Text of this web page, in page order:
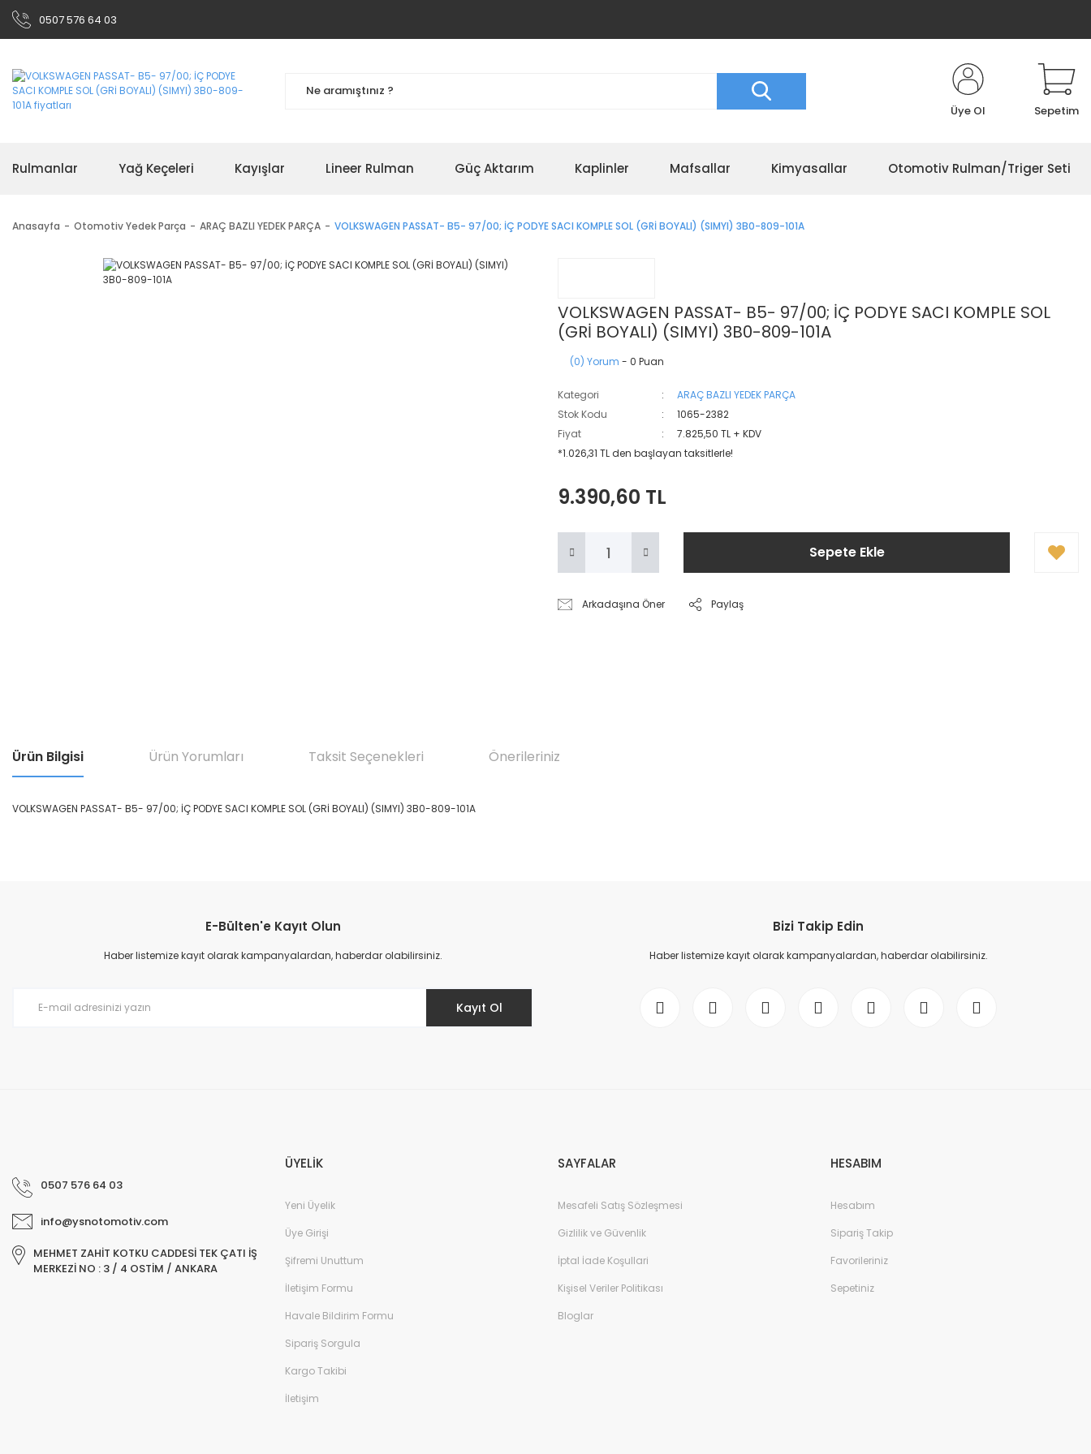
0507 576 64 03
Üye Ol Sepetim
Rulmanlar Yağ Keçeleri Kayışlar Lineer Rulman Güç Aktarım Kaplinler Mafsallar Kimyasallar Otomotiv Rulman/Triger Seti
Anasayfa Otomotiv Yedek Parça ARAÇ BAZLI YEDEK PARÇA VOLKSWAGEN PASSAT- B5- 97/00; İÇ PODYE SACI KOMPLE SOL (GRİ BOYALI) (SIMYI) 3B0-809-101A
VOLKSWAGEN PASSAT- B5- 97/00; İÇ PODYE SACI KOMPLE SOL
(GRİ BOYALI) (SIMYI) 3B0-809-101A
(0) Yorum - 0 Puan
Kategori
ARAÇ BAZLI YEDEK PARÇA
Stok Kodu
1065-2382
Fiyat
7.825,50 TL + KDV
*1.026,31 TL den başlayan taksitlerle!
9.390,60 TL
Sepete Ekle
Arkadaşına Öner Paylaş
Ürün Bilgisi Ürün Yorumları Taksit Seçenekleri Önerileriniz
VOLKSWAGEN PASSAT- B5- 97/00; İÇ PODYE SACI KOMPLE SOL (GRİ BOYALI) (SIMYI) 3B0-809-101A
Ürün resmi kalitesiz, bozuk veya görüntülenemiyor.
Ürün açıklamasında eksik bilgiler bulunuyor.
E-Bülten'e Kayıt Olun
Haber listemize kayıt olarak kampanyalardan, haberdar olabilirsiniz.
Kayıt Ol
Bizi Takip Edin
Haber listemize kayıt olarak kampanyalardan, haberdar olabilirsiniz.
0507 576 64 03
info@ysnotomotiv.com
MEHMET ZAHİT KOTKU CADDESİ TEK ÇATI İŞ
MERKEZİ NO : 3 / 4 OSTİM / ANKARA
ÜYELİK
Yeni Üyelik
Üye Girişi
Şifremi Unuttum
İletişim Formu
Havale Bildirim Formu
Sipariş Sorgula
Kargo Takibi
İletişim
SAYFALAR
Mesafeli Satış Sözleşmesi
Gizlilik ve Güvenlik
İptal İade Koşullari
Kişisel Veriler Politikası
Bloglar
HESABIM
Hesabım
Sipariş Takip
Favorileriniz
Sepetiniz